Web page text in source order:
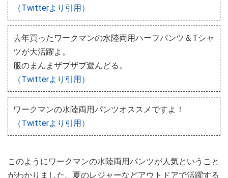
（Twitterより引用）
去年買ったワークマンの水陸両用ハーフパンツ＆Tシャ
ツが大活躍よ。
服のまんまザブザブ遊んどる。
（Twitterより引用）
ワークマンの水陸両用パンツオススメですよ！
（Twitterより引用）
このようにワークマンの水陸両用パンツが人気ということ
がわかりました。夏のレジャーなどアウトドアで活躍する